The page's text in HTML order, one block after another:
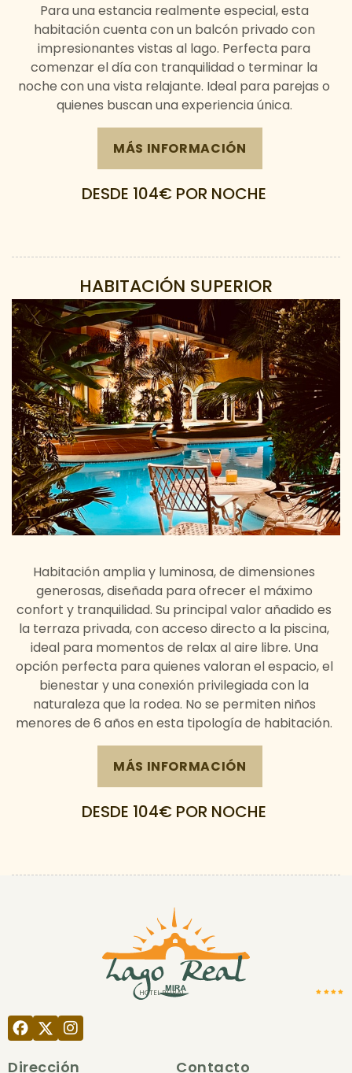
Para una estancia realmente especial, esta
habitación cuenta con un balcón privado con
impresionantes vistas al lago. Perfecta para
comenzar el día con tranquilidad o terminar la
noche con una vista relajante. Ideal para parejas o
quienes buscan una experiencia única.
MÁS INFORMACIÓN
DESDE 104€ POR NOCHE
HABITACIÓN SUPERIOR
Habitación amplia y luminosa, de dimensiones
generosas, diseñada para ofrecer el máximo
confort y tranquilidad. Su principal valor añadido es
la terraza privada, con acceso directo a la piscina,
ideal para momentos de relax al aire libre. Una
opción perfecta para quienes valoran el espacio, el
bienestar y una conexión privilegiada con la
naturaleza que la rodea. No se permiten niños
menores de 6 años en esta tipología de habitación.
MÁS INFORMACIÓN
DESDE 104€ POR NOCHE
HOTEL RURAL
Dirección Contacto